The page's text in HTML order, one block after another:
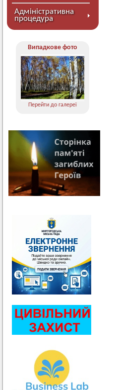
Адміністративна
процедура
Випадкове фото
Перейти до галереї